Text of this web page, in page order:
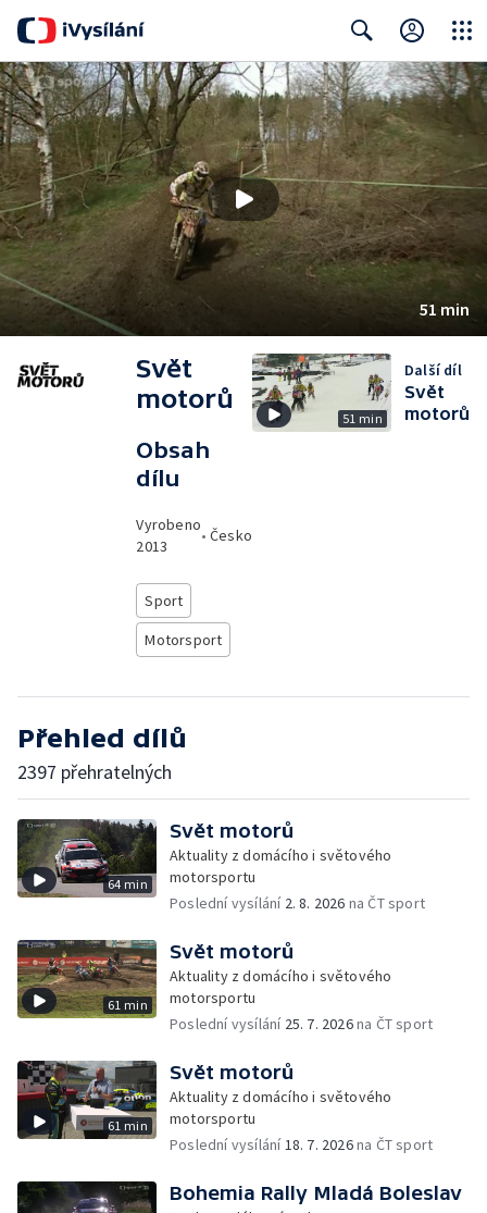
Search Close
51 min
Svět
motorů
Obsah
dílu
Vyrobeno
2013
• Česko
Sport
Motorsport
51 min
Další díl
Svět
motorů
Přehled dílů
2397 přehratelných
64 min
Svět motorů
Aktuality z domácího i světového
motorsportu
Poslední vysílání 2. 8. 2026 na ČT sport
61 min
Svět motorů
Aktuality z domácího i světového
motorsportu
Poslední vysílání 25. 7. 2026na ČT sport
61 min
Svět motorů
Aktuality z domácího i světového
motorsportu
Poslední vysílání18. 7. 2026na ČT sport
Bohemia Rally Mladá Boleslav